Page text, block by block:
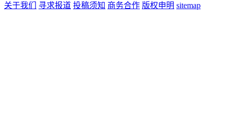
关于我们 寻求报道 投稿须知 商务合作 版权申明 sitemap